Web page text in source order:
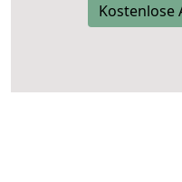
Kostenlose